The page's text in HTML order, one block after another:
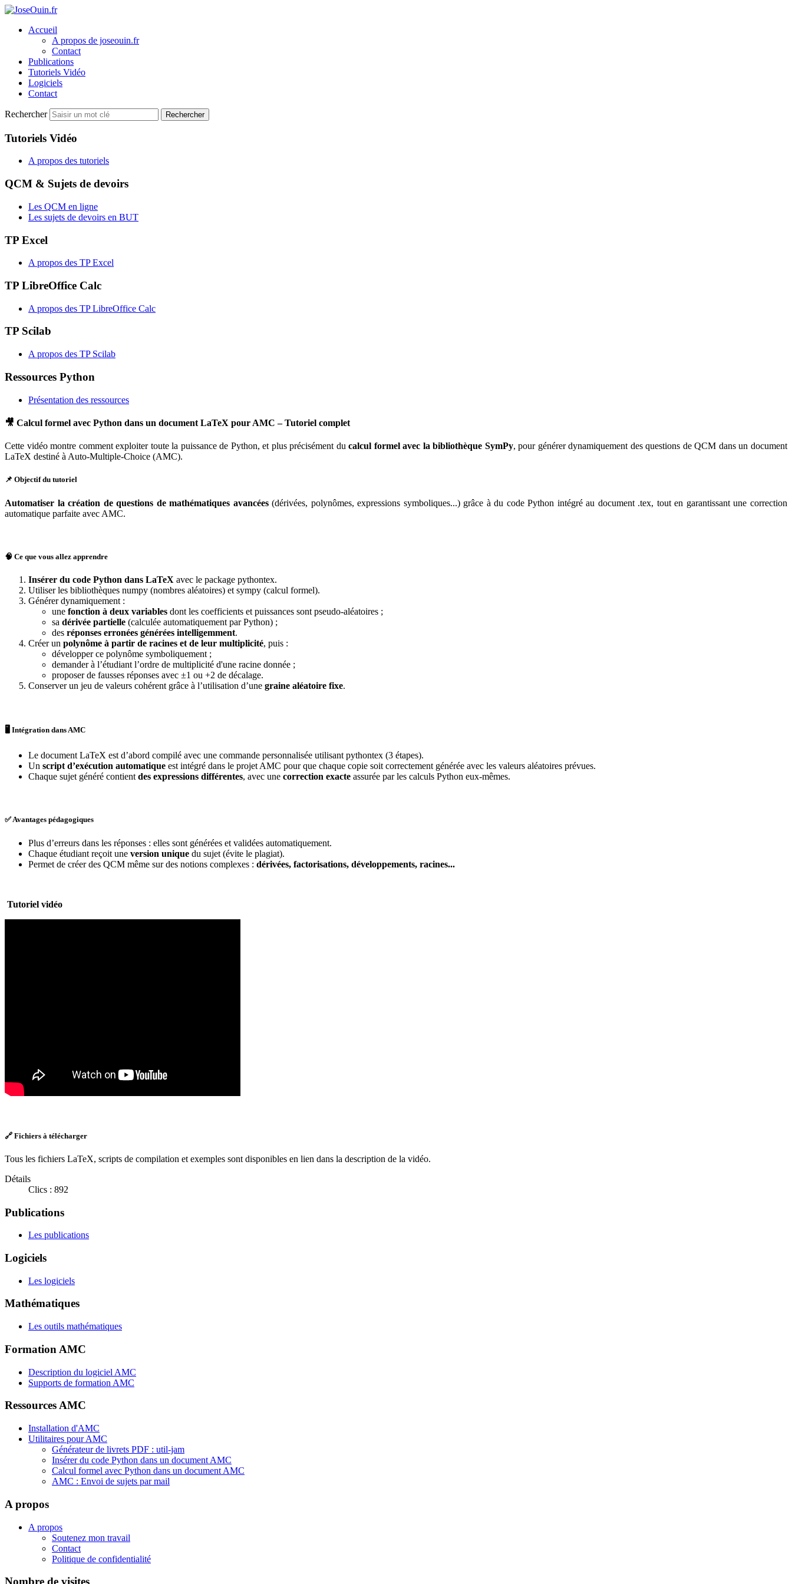
Accueil
A propos de joseouin.fr
Contact
Publications
Tutoriels Vidéo
Logiciels
Contact
Rechercher Rechercher
Tutoriels Vidéo
A propos des tutoriels
QCM & Sujets de devoirs
Les QCM en ligne
Les sujets de devoirs en BUT
TP Excel
A propos des TP Excel
TP LibreOffice Calc
A propos des TP LibreOffice Calc
TP Scilab
A propos des TP Scilab
Ressources Python
Présentation des ressources
🎥 Calcul formel avec Python dans un document LaTeX pour AMC – Tutoriel complet
Cette vidéo montre comment exploiter toute la puissance de Python, et plus précisément ducalcul formel avec la bibliothèque SymPy, pour générer dynamiquement des questions de QCM dans un document
LaTeX destiné à Auto-Multiple-Choice (AMC).
📌 Objectif du tutoriel
Automatiser la création de questions de mathématiques avancées(dérivées, polynômes, expressions symboliques...) grâce à du code Python intégré au document .tex, tout en garantissant une correction
automatique parfaite avec AMC.
🧠 Ce que vous allez apprendre
Insérer du code Python dans LaTeX avec le package pythontex.
Utiliser les bibliothèques numpy (nombres aléatoires) et sympy (calcul formel).
Générer dynamiquement :
une fonction à deux variables dont les coefficients et puissances sont pseudo-aléatoires ;
sa dérivée partielle (calculée automatiquement par Python) ;
des réponses erronées générées intelligemment.
Créer un polynôme à partir de racines et de leur multiplicité, puis :
développer ce polynôme symboliquement ;
demander à l’étudiant l’ordre de multiplicité d'une racine donnée ;
proposer de fausses réponses avec ±1 ou +2 de décalage.
Conserver un jeu de valeurs cohérent grâce à l’utilisation d’une graine aléatoire fixe.
🖥️ Intégration dans AMC
Le document LaTeX est d’abord compilé avec une commande personnalisée utilisant pythontex (3 étapes).
Un script d’exécution automatique est intégré dans le projet AMC pour que chaque copie soit correctement générée avec les valeurs aléatoires prévues.
Chaque sujet généré contient des expressions différentes, avec une correction exacte assurée par les calculs Python eux-mêmes.
✅ Avantages pédagogiques
Plus d’erreurs dans les réponses : elles sont générées et validées automatiquement.
Chaque étudiant reçoit une version unique du sujet (évite le plagiat).
Permet de créer des QCM même sur des notions complexes : dérivées, factorisations, développements, racines...
Tutoriel vidéo
🔗 Fichiers à télécharger
Tous les fichiers LaTeX, scripts de compilation et exemples sont disponibles en lien dans la description de la vidéo.
Détails
Clics : 892
Publications
Les publications
Logiciels
Les logiciels
Mathématiques
Les outils mathématiques
Formation AMC
Description du logiciel AMC
Supports de formation AMC
Ressources AMC
Installation d'AMC
Utilitaires pour AMC
Générateur de livrets PDF : util-jam
Insérer du code Python dans un document AMC
Calcul formel avec Python dans un document AMC
AMC : Envoi de sujets par mail
A propos
A propos
Soutenez mon travail
Contact
Politique de confidentialité
Nombre de visites